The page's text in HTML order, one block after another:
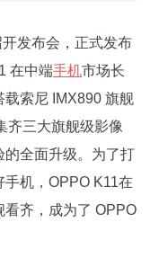
发布会，正式发布
在中端手机市场长
索尼 IMX890 旗舰
齐三大旗舰级影像
的全面升级。为了打
机，OPPO K11在
齐，成为了 OPPO